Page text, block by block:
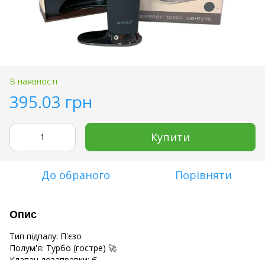
В наявності
395.03 грн
Купити
До обраного Порівняти
Опис
Тип підпалу: П'єзо
Полум'я: Турбо (гостре) 🚀